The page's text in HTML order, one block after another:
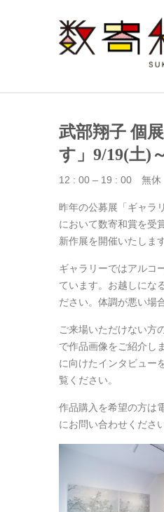
武部翔子 個
す」9/19(土)
12 : 00 – 19 : 00 無休
昨年の公募展「ギャラ
において数寄和賞を受
新作展を開催いたします
ギャラリーではアルコ
ています。お越しにな
ださい。体調が悪い場
ご来場いただけない方
で作品画像をご紹介し
に向けたインタビュー
覧ください。
作品購入を希望の方は
にお問い合わせください